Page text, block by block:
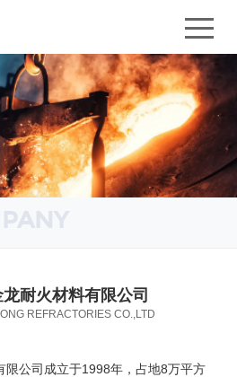
耐火材料有限公司
REFRACTORIES CO.,LTD
公司成立于1998年，占地8万平方